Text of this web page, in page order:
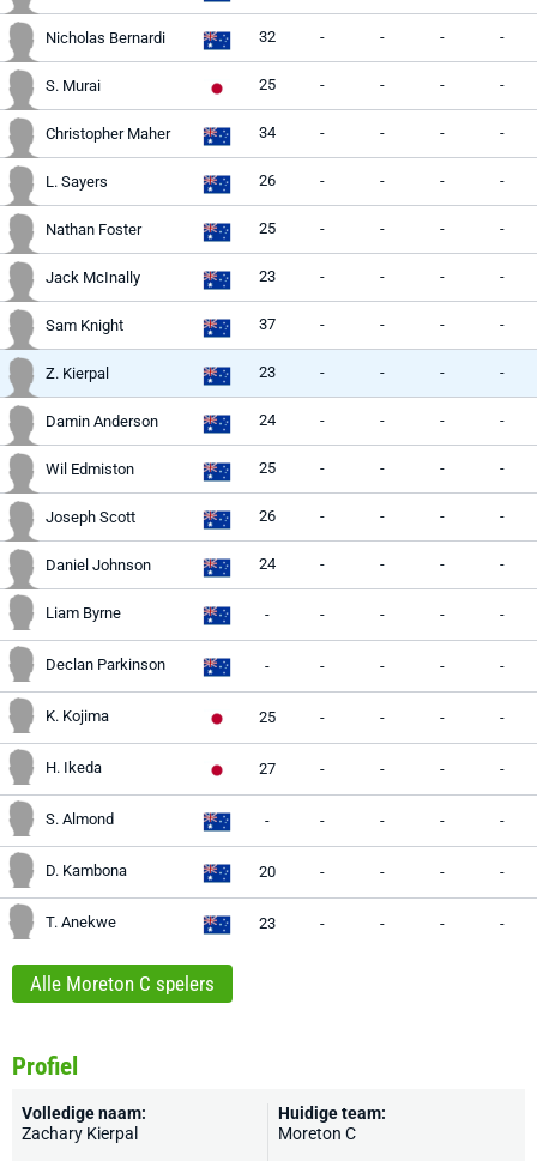
Nicholas Bernardi 32 - - - -
S. Murai 25 - - - -
Christopher Maher 34 - - - -
L. Sayers 26 - - - -
Nathan Foster 25 - - - -
Jack McInally 23 - - - -
Sam Knight 37 - - - -
Z. Kierpal 23 - - - -
Damin Anderson 24 - - - -
Wil Edmiston 25 - - - -
Joseph Scott 26 - - - -
Daniel Johnson 24 - - - -
Liam Byrne - - - - -
Declan Parkinson - - - - -
K. Kojima 25 - - - -
H. Ikeda 27 - - - -
S. Almond - - - - -
D. Kambona 20 - - - -
T. Anekwe 23 - - - -
Alle Moreton C spelers
Profiel
Volledige naam:
Zachary Kierpal
Huidige team:
Moreton C